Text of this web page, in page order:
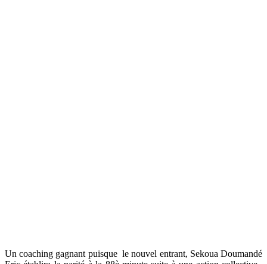
Un coaching gagnant puisque le nouvel entrant, Sekoua Doumandé